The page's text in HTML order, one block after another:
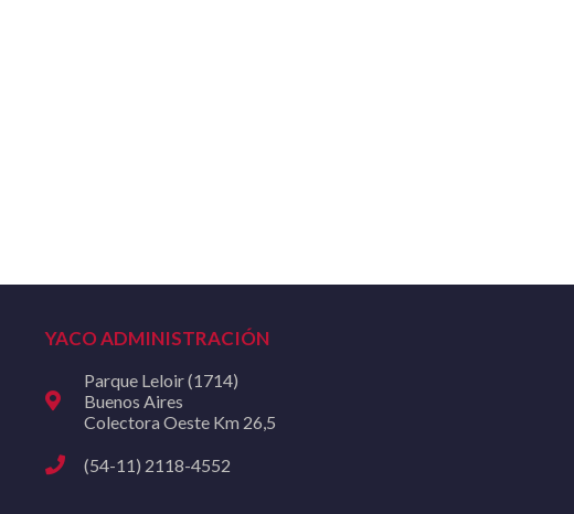
YACO ADMINISTRACIÓN
Parque Leloir (1714)
Buenos Aires
Colectora Oeste Km 26,5
(54-11) 2118-4552